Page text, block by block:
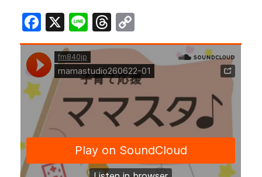
F
a
c
e
b
o
o
X Li
n
e
T
h
r
e
a
d
s
o
p
y
Li
n
k